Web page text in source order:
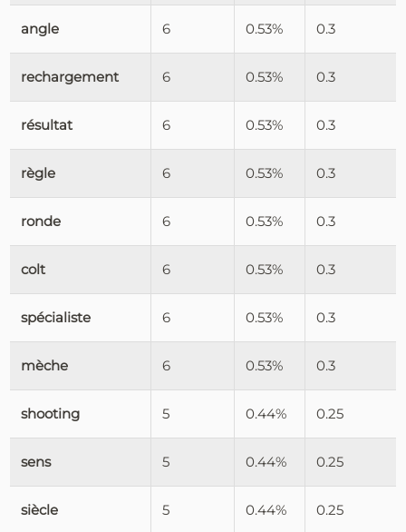
angle 6 0.53% 0.3
rechargement 6 0.53% 0.3
résultat 6 0.53% 0.3
règle 6 0.53% 0.3
ronde 6 0.53% 0.3
colt 6 0.53% 0.3
spécialiste 6 0.53% 0.3
mèche 6 0.53% 0.3
shooting 5 0.44% 0.25
sens 5 0.44% 0.25
siècle 5 0.44% 0.25